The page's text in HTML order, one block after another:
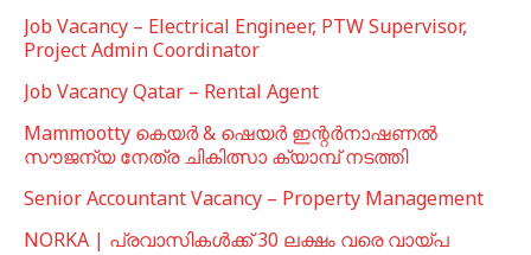
Job Vacancy – Electrical Engineer, PTW Supervisor,
Project Admin Coordinator
Job Vacancy Qatar – Rental Agent
Mammootty കെയർ & ഷെയർ ഇന്റർനാഷണൽ
സൗജന്യ നേത്ര ചികിത്സാ ക്യാമ്പ് നടത്തി
Senior Accountant Vacancy – Property Management
NORKA | പ്രവാസികള്‍ക്ക് 30 ലക്ഷം വരെ വായ്പ